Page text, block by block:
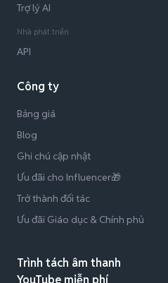
Trợ lý AI
Nhà phát triển
API
Công ty
Bảng giá
Blog
Ghi chú cập nhật
Ưu đãi cho Influencer🎁
Trở thành đối tác
Ưu đãi Giáo dục & Chính phủ
Trình tách âm thanh
YouTube miễn phí